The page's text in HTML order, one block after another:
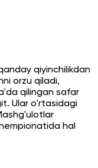
qiyinchilikdan
orzu qiladi,
qilingan safar
Ular o'rtasidagi
hal